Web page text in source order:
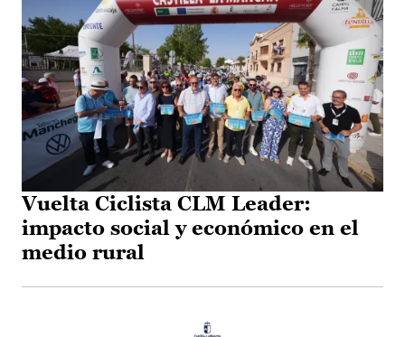
Vuelta Ciclista CLM Leader:
impacto social y económico en el
medio rural